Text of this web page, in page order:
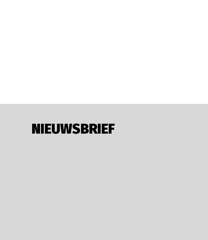
NIEUWSBRIEF